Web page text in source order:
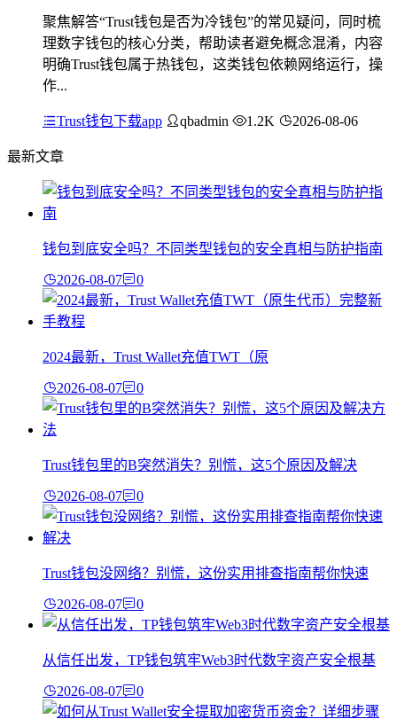
聚焦解答“Trust钱包是否为冷钱包”的常见疑问，同时梳
理数字钱包的核心分类，帮助读者避免概念混淆，内容
明确Trust钱包属于热钱包，这类钱包依赖网络运行，操
作...
Trust钱包下载app qbadmin 1.2K 2026-08-06
最新文章
钱包到底安全吗？不同类型钱包的安全真相与防护指南
2026-08-07 0
2024最新，Trust Wallet充值TWT（原
2026-08-07 0
Trust钱包里的B突然消失？别慌，这5个原因及解决
2026-08-07 0
Trust钱包没网络？别慌，这份实用排查指南帮你快速
2026-08-07 0
从信任出发，TP钱包筑牢Web3时代数字资产安全根基
2026-08-07 0